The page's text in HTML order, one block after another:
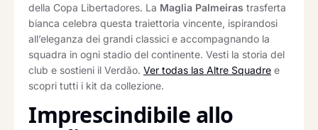
della Copa Libertadores. La Maglia Palmeiras trasferta
bianca celebra questa traiettoria vincente, ispirandosi
all’eleganza dei grandi classici e accompagnando la
squadra in ogni stadio del continente. Vesti la storia del
club e sostieni il Verdão. Ver todas las Altre Squadre e
scopri tutti i kit da collezione.
Imprescindibile allo